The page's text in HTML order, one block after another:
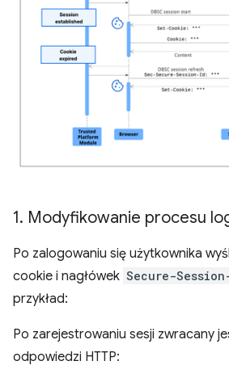
1. Modyfikowanie procesu
Po zalogowaniu się użytkownika
cookie i nagłówek Secure-
przykład:
Po zarejestrowaniu sesji zwracany
odpowiedzi HTTP: